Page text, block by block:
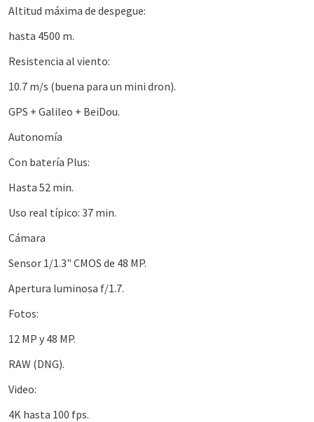
Altitud máxima de despegue:
hasta 4500 m.
Resistencia al viento:
10.7 m/s (buena para un mini dron).
GPS + Galileo + BeiDou.
Autonomía
Con batería Plus:
Hasta 52 min.
Uso real típico: 37 min.
Cámara
Sensor 1/1.3" CMOS de 48 MP.
Apertura luminosa f/1.7.
Fotos:
12 MP y 48 MP.
RAW (DNG).
Video:
4K hasta 100 fps.